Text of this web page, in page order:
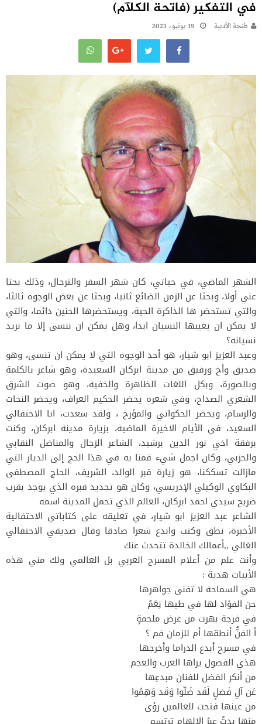
في التفكير (فاتحة الكلآم)
طنجة الأدبية 19 يونيو، 2023
الشهر الماضي، في حياتي، كان شهر السفر والترحال، وذلك بحثا
عني أولا، وبحثا عن الزمن الضائع ثانيا، وبحثا عن بعض الوجوه ثالثا،
والتي تستحضر ها الذاكرة الحية، ويستحضرها الحنين دائما، والتي
لا يمكن ان يغيبها النسيان ابدا، وهل يمكن ان ننسى إلا ما نريد
نسيانه؟
وعبد العزيز ابو شيار، هو أحد الوجوه التي لا يمكن ان تنسى، وهو
صديق وأخ ورفيق من مدينة ابركان السعيدة، وهو شاعر بالكلمة
وبالصورة، وبكل اللغات الظاهرة والخفية، وهو صوت الشرق
الشعري الصداح، وفي شعره يحضر الحكيم العراف، ويحضر النحات
والرسام، ويحضر الحكواتي والمؤرخ ، ولقد سعدت، انا الاحتفالي
السعيد، في الأيام الاخيرة الماضية، بزيارة مدينة ابركان، وكنت
برفقة اخي نور الدين برشيد، الشاعر الزجال والمناضل النقابي
والحزبي، وكان اجمل شيء قمنا به في هذا الحج إلى الديار التي
مازالت تسككنا، هو زيارة قبر الوالد، الشريف، الحاج المصطفى
البكاوي الوكيلي الإدريسي، وكان هو تجديد قبره الذي يوجد بقرب
ضريح سيدي احمد ابركان، العالم الذي تحمل المدينة اسمه
الشاعر عبد العزيز ابو شيار، في تعليقه على كتاباتي الاحتفالية
الأخيرة، نطق وكتب وابدع شعرا صادقا وقال صديقي الاحتفالي
الغالي ,,أعمالك الخالدة تتحدث عنك
وأنت علم من أعلام المسرح العربي بل العالمي ولك مني هذه
الأبيات هدية :
هي السماحة لا تفنى جواهرها
حن الفؤاد لها في طيها نِعَمُ
في فرجة بهرت من عرض ملحمةٍ
أ الفنُّ أنطقها أم للزمان فم ؟
في مسرح أبدع الدراما وأخرجها
هذي الفصول يراها العرب والعجم
من أنكر الفضل للفنان مبدعِها
عَن آلِ فَضلٍ لَقَد ضَلّوا وَقَد وَهِمُوا
من عينها فتحت للعالمين رؤى